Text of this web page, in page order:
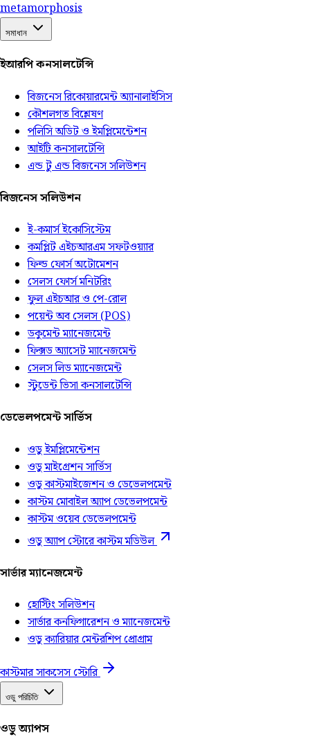
metamorphosis
সমাধান
ইআরপি কনসালটেন্সি
বিজনেস রিকোয়ারমেন্ট অ্যানালাইসিস
কৌশলগত বিশ্লেষণ
পলিসি অডিট ও ইমপ্লিমেন্টেশন
আইটি কনসালটেন্সি
এন্ড টু এন্ড বিজনেস সলিউশন
বিজনেস সলিউশন
ই-কমার্স ইকোসিস্টেম
কমপ্লিট এইচআরএম সফটওয়্যার
ফিল্ড ফোর্স অটোমেশন
সেলস ফোর্স মনিটরিং
ফুল এইচআর ও পে-রোল
পয়েন্ট অব সেলস (POS)
ডকুমেন্ট ম্যানেজমেন্ট
ফিক্সড অ্যাসেট ম্যানেজমেন্ট
সেলস লিড ম্যানেজমেন্ট
স্টুডেন্ট ভিসা কনসালটেন্সি
ডেভেলপমেন্ট সার্ভিস
ওডু ইমপ্লিমেন্টেশন
ওডু মাইগ্রেশন সার্ভিস
ওডু কাস্টমাইজেশন ও ডেভেলপমেন্ট
কাস্টম মোবাইল অ্যাপ ডেভেলপমেন্ট
কাস্টম ওয়েব ডেভেলপমেন্ট
ওডু অ্যাপ স্টোরে কাস্টম মডিউল
সার্ভার ম্যানেজমেন্ট
হোস্টিং সলিউশন
সার্ভার কনফিগারেশন ও ম্যানেজমেন্ট
ওডু ক্যারিয়ার মেন্টরশিপ প্রোগ্রাম
কাস্টমার সাকসেস স্টোরি
ওডু পরিচিতি
ওডু অ্যাপস